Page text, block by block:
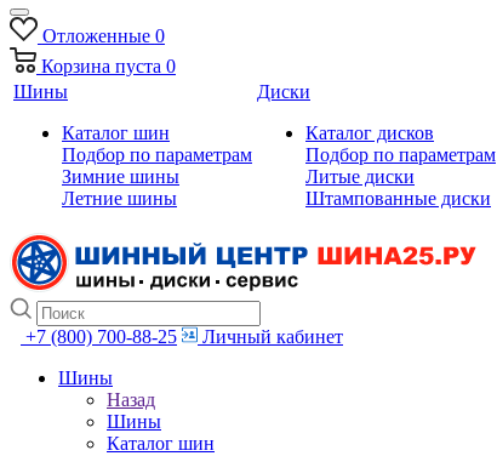
Отложенные 0
Корзина пуста 0
Шины
Каталог шин
Подбор по параметрам
Зимние шины
Летние шины
Диски
Каталог дисков
Подбор по параметрам
Литые диски
Штампованные диски
+7 (800) 700-88-25
Личный кабинет
Шины
Назад
Шины
Каталог шин